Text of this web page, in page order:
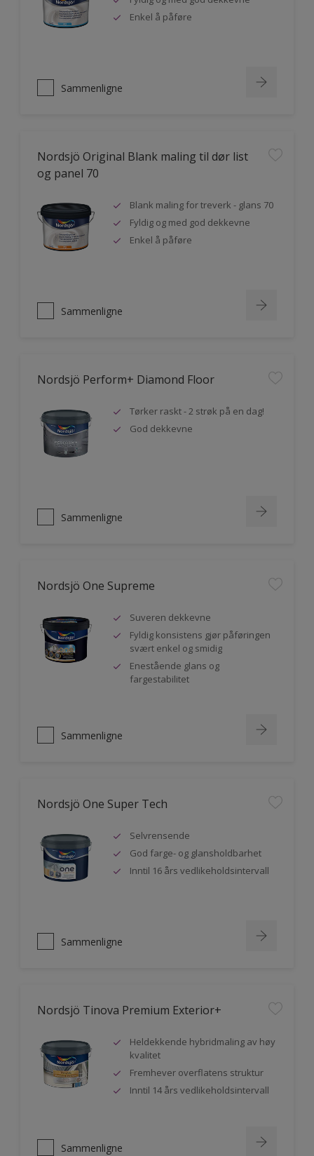
Enkel å påføre
Sammenligne
Nordsjö Original Blank maling til dør list
og panel 70
Blank maling for treverk - glans 70
Fyldig og med god dekkevne
Enkel å påføre
Sammenligne
Nordsjö Perform+ Diamond Floor
Tørker raskt - 2 strøk på en dag!
God dekkevne
Sammenligne
Nordsjö One Supreme
Suveren dekkevne
Fyldig konsistens gjør påføringen
svært enkel og smidig
Enestående glans og
fargestabilitet
Sammenligne
Nordsjö One Super Tech
Selvrensende
God farge- og glansholdbarhet
Inntil 16 års vedlikeholdsintervall
Sammenligne
Nordsjö Tinova Premium Exterior+
Heldekkende hybridmaling av høy
kvalitet
Fremhever overflatens struktur
Inntil 14 års vedlikeholdsintervall
Sammenligne